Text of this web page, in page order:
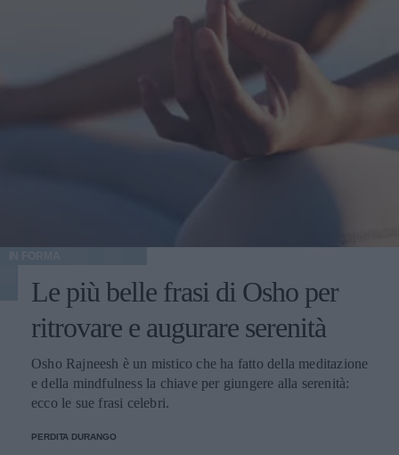
Le più belle frasi di Osho per
ritrovare e augurare serenità
Osho Rajneesh è un mistico che ha fatto della meditazione
e della mindfulness la chiave per giungere alla serenità:
ecco le sue frasi celebri.
PERDITA DURANGO